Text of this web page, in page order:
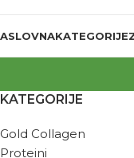
KATEGORIJE
KATEGORIJE
Gold Collagen
Proteini